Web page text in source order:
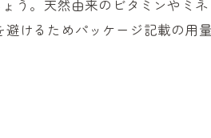
う。天然由来のビタミンやミ
けるためパッケージ記載の用